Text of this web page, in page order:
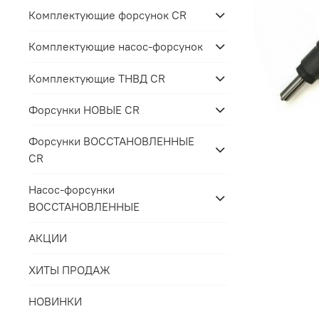
Комплектующие форсунок CR
Комплектующие насос-форсунок
Комплектующие ТНВД CR
Форсунки НОВЫЕ CR
Форсунки ВОССТАНОВЛЕННЫЕ
CR
Насос-форсунки
ВОССТАНОВЛЕННЫЕ
АКЦИИ
ХИТЫ ПРОДАЖ
НОВИНКИ